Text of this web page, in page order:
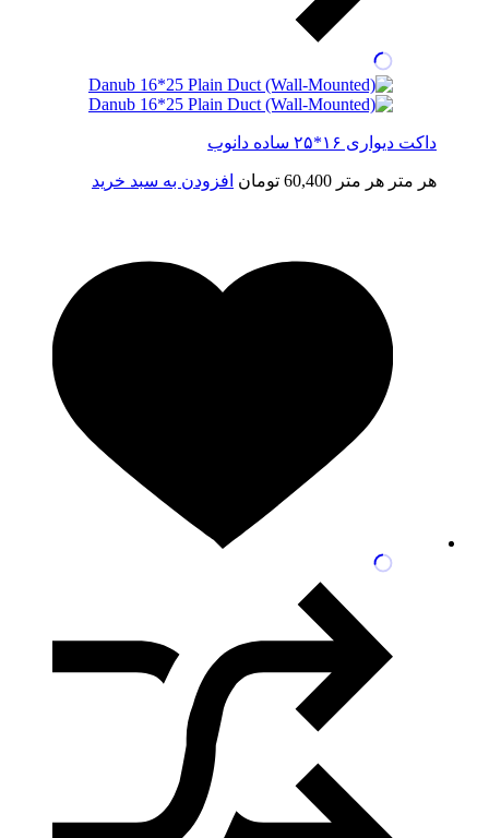
داکت دیواری ۱۶*۲۵ ساده دانوب
هر متر هر متر 60,400 تومان افزودن به سبد خرید